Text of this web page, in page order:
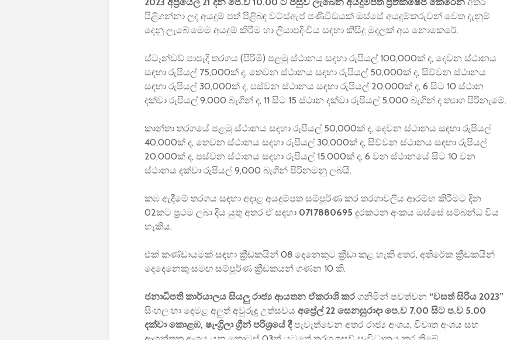
පිළිගන්නා ලද අයදුම් පත් පිළිබඳ වට්ස්ඇප් පණිවිඩයක් ඔස්සේ අයදුම්කරුවන් වෙත දැනුම්
දෙනු ලැබේ.මෙම අයදුම් කිරීම හා ලියාපදිංචිය සඳහා කිසිදු මුදලක් අය නොකෙරේ.
ස්ටෑන්ඩඩ් පාපැදි තරගය (පිරිමි) පළමු ස්ථානය සඳහා රුපියල් 100,000ක් ද, දෙවන ස්ථානය
සඳහා රුපියල් 75,000ක් ද, තෙවන ස්ථානය සඳහා රුපියල් 50,000ක් ද, සිව්වන ස්ථානය
සඳහා රුපියල් 30,000ක් ද, පස්වන ස්ථානය සඳහා රුපියල් 20,000ක් ද, 6 සිට 10 ස්ථාන
දක්වා රුපියල් 9,000 බැගින් ද, 11 සිට 15 ස්ථාන දක්වා රුපියල් 5,000 බැගින් ද ත්‍යාග පිරිනැමේ.
කාන්තා තරගයේ පළමු ස්ථානය සඳහා රුපියල් 50,000ක් ද, දෙවන ස්ථානය සඳහා රුපියල්
40,000ක් ද, තෙවන ස්ථානය සඳහා රුපියල් 30,000ක් ද, සිව්වන ස්ථානය සඳහා රුපියල්
20,000ක් ද, පස්වන ස්ථානය සඳහා රුපියල් 15,000ක් ද, 6 වන ස්ථානයේ සිට 10 වන
ස්ථානය දක්වා රුපියල් 9,000 බැගින් පිරිනමනු ලබයි.
කඹ ඇදීමේ තරගය සඳහා අදාළ අයදුම්පත සම්පූර්ණ කර තරගාවලිය ආරම්භ කිරීමට දින
02කට ප්‍රථම ලබා දිය යුතු අතර ඒ සඳහා 0717880695 දුරකථන අංකය ඔස්සේ සම්බන්ධ විය
හැකිය.
එක් කණ්ඩායමක් සඳහා ක්‍රීඩකයින් 08 දෙනෙකුට ක්‍රීඩා කළ හැකි අතර, අතිරේක ක්‍රීඩකයින්
දෙදෙනෙකු සමඟ සම්පූර්ණ ක්‍රීඩකයන් ගණන 10 කි.
ජනාධිපති කාර්යාලය සියලු රාජ්‍ය ආයතන ඒකරාශි කර ගනිමින් පවත්වන “වසත් සිරිය 2023”
සිංහල හා දෙමළ අලුත් අවුරුදු උත්සවය අප්‍රේල් 22 සෙනසුරාදා පෙ.ව 7.00 සිට ප.ව 5.00
දක්වා කොළඹ, ෂැංග්‍රිලා ග්‍රීන් පරිශ්‍රයේ දීපැවැත්වෙන අතර රාජ්‍ය අංශය, විවෘත අංශය සහ